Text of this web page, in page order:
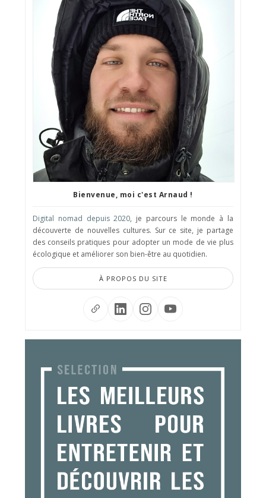
Bienvenue, moi c'est Arnaud !
Digital nomad depuis 2020, je parcours le monde à la
découverte de nouvelles cultures. Sur ce site, je partage
des conseils pratiques pour adopter un mode de vie plus
écologique et améliorer son bien-être au quotidien.
À PROPOS DU SITE